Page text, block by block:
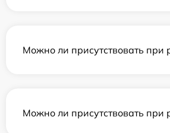
Можно ли присутствовать при
Можно ли присутствовать при